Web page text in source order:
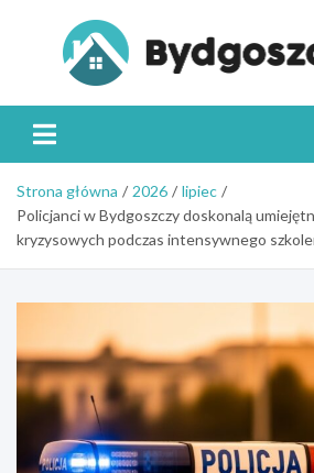
Strona główna 2026
lipiec
Policjanci w Bydgoszczy doskonalą
kryzysowych podczas intensywnego